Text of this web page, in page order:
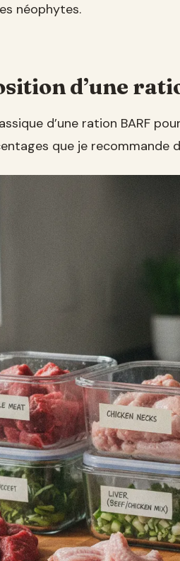
néophytes.
d’une
d’une ration BARF
que je recommande